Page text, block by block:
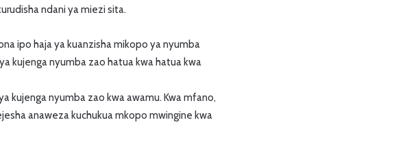
ndani ya miezi sita.
ipo haja ya kuanzisha mikopo ya nyumba
kujenga nyumba zao hatua kwa hatua kwa
kujenga nyumba zao kwa awamu. Kwa mfano,
anaweza kuchukua mkopo mwingine kwa